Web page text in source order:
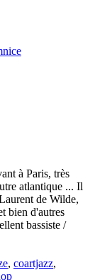
à Paris, très
atlantique ... Il
de Wilde,
bien d'autres
bassiste /
, coartjazz,